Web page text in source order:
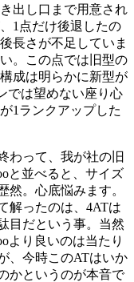
出し口まで用意され
1点だけ後退したの
長さが不足していま
。この点では旧型の
成は明らかに新型が
では望めない座り心
1ランクアップした
わって、我が社の旧
と並べると、サイズ
然。心底悩みます。
解ったのは、4ATは
目だという事。当然
より良いのは当たり
、今時このATはいか
かというのが本音で